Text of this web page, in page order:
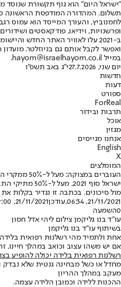
"ישראל היום" הוא גוף תקשורת שנוסד
ופרשנויות, וידיאו, פודקאסטים
ב-2021 עלו לאוויר האתר החדש
ואפשר לקבל אותם גם בניוזלטר.
במייל hayom@israelhayom.co.il.
יום שני, 27.7.2026
י"ג באב תשפ"ו
חדשות
דעות
ספורט
ForReal
תרבות ובידור
אוכל
מגזין
אנחנו מגייסים
English
X
המומלצים
העוברים במצוקה: מעל ל-50% ממקרי המוות ושיתוק מוחין בישראל נובעים מרשלנות רפואית בלידה!
ישראל סוף
מול סיכונים. בכתבה זו נגדיר בקלות
21/11/2021, 06:34
,עודכן21/11/2021, 09:00
0השמעה
עו"ד בנו גליקמן צילום ליהי אדל חסון
בשיתוף עו"ד בנו גליקמן
אחת ולתמיד מהי רשלנות רפואית
אם יש משהו עצוב וכואב במהלך חיינו,
רשלנות רפואית בלידה יכולה להופיע
מחדל או כשל מבחינה גנטית שלא נבדק
מעקב במהלך ההריון
ההכנות ללידה וכמובן הלידה עצמה.